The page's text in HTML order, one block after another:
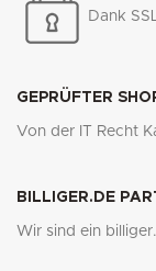
Dank
GEPRÜFTER
Von der IT Recht
BILLIGER.DE
Wir sind ein